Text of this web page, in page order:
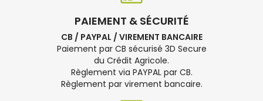
PAIEMENT & SÉCURITÉ
CB / PAYPAL / VIREMENT BANCAIRE
Paiement par CB sécurisé 3D Secure
du Crédit Agricole.
Règlement via PAYPAL par CB.
Règlement par virement bancaire.